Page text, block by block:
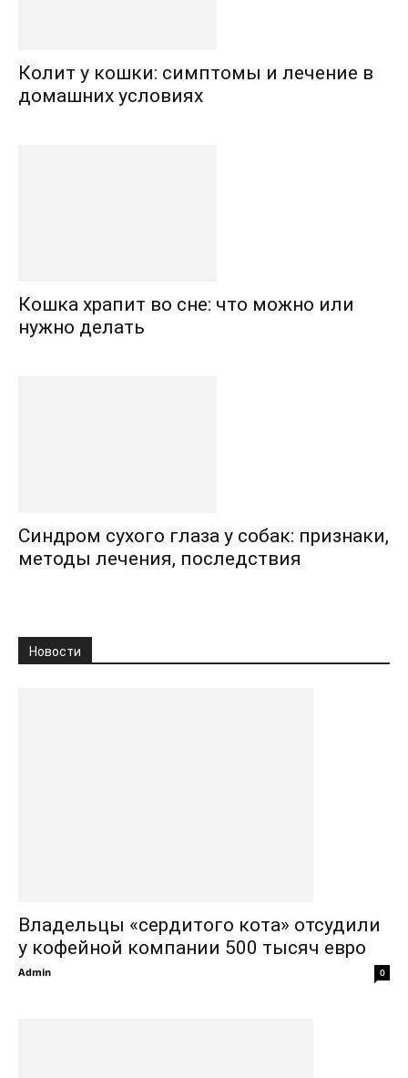
Колит у кошки: симптомы и лечение в
домашних условиях
Кошка храпит во сне: что можно или
нужно делать
Синдром сухого глаза у собак: признаки,
методы лечения, последствия
Новости
Владельцы «сердитого кота» отсудили
у кофейной компании 500 тысяч евро
Admin 0